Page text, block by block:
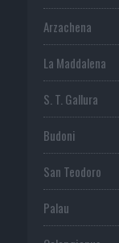
Arzachena
La Maddalena
S. T. Gallura
Budoni
San Teodoro
Palau